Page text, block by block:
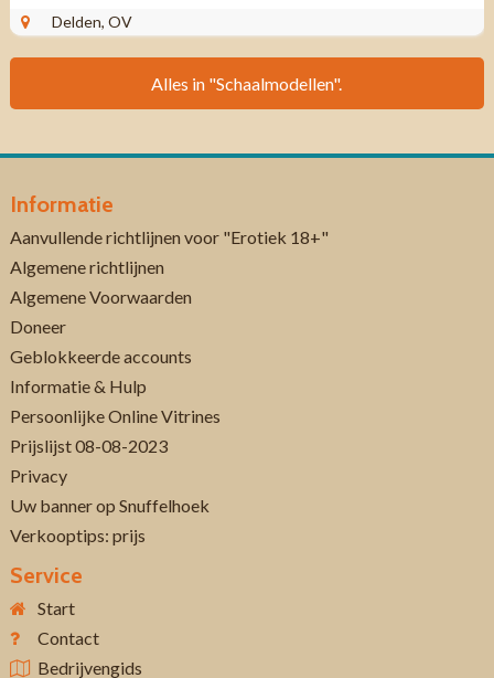
Delden, OV
Alles in "Schaalmodellen".
Informatie
Aanvullende richtlijnen voor "Erotiek 18+"
Algemene richtlijnen
Algemene Voorwaarden
Doneer
Geblokkeerde accounts
Informatie & Hulp
Persoonlijke Online Vitrines
Prijslijst 08-08-2023
Privacy
Uw banner op Snuffelhoek
Verkooptips: prijs
Service
Start
Contact
Bedrijvengids